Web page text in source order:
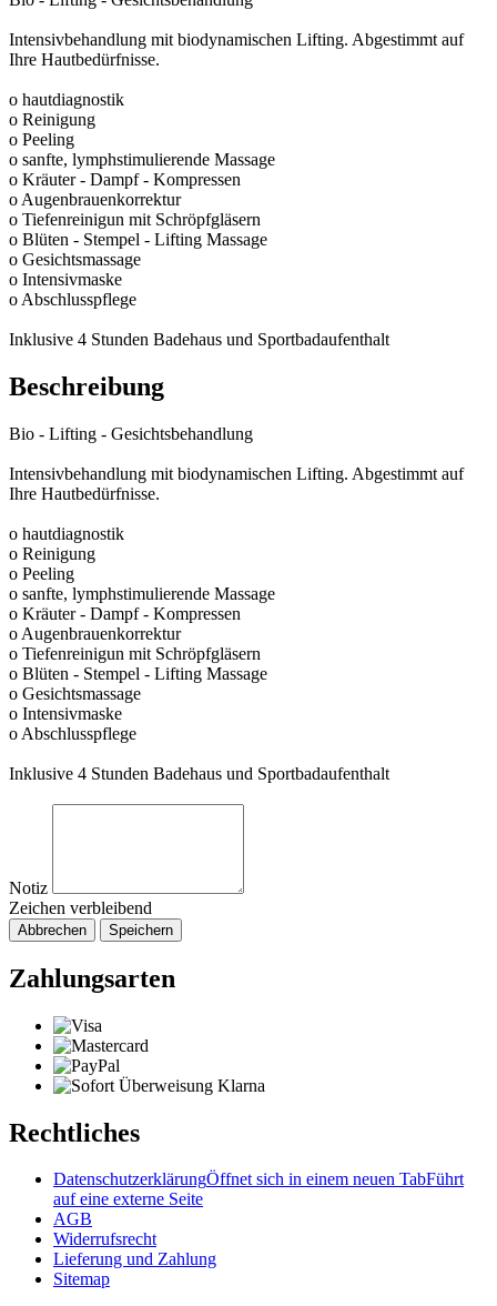
Intensivbehandlung mit biodynamischen Lifting. Abgestimmt auf
Ihre Hautbedürfnisse.
o hautdiagnostik
o Reinigung
o Peeling
o sanfte, lymphstimulierende Massage
o Kräuter - Dampf - Kompressen
o Augenbrauenkorrektur
o Tiefenreinigun mit Schröpfgläsern
o Blüten - Stempel - Lifting Massage
o Gesichtsmassage
o Intensivmaske
o Abschlusspflege
Inklusive 4 Stunden Badehaus und Sportbadaufenthalt
Beschreibung
Bio - Lifting - Gesichtsbehandlung
Intensivbehandlung mit biodynamischen Lifting. Abgestimmt auf
Ihre Hautbedürfnisse.
o hautdiagnostik
o Reinigung
o Peeling
o sanfte, lymphstimulierende Massage
o Kräuter - Dampf - Kompressen
o Augenbrauenkorrektur
o Tiefenreinigun mit Schröpfgläsern
o Blüten - Stempel - Lifting Massage
o Gesichtsmassage
o Intensivmaske
o Abschlusspflege
Inklusive 4 Stunden Badehaus und Sportbadaufenthalt
Notiz
Zeichen verbleibend
Abbrechen Speichern
Zahlungsarten
Rechtliches
DatenschutzerklärungÖffnet sich in einem neuen TabFührt
auf eine externe Seite
AGB
Widerrufsrecht
Lieferung und Zahlung
Sitemap